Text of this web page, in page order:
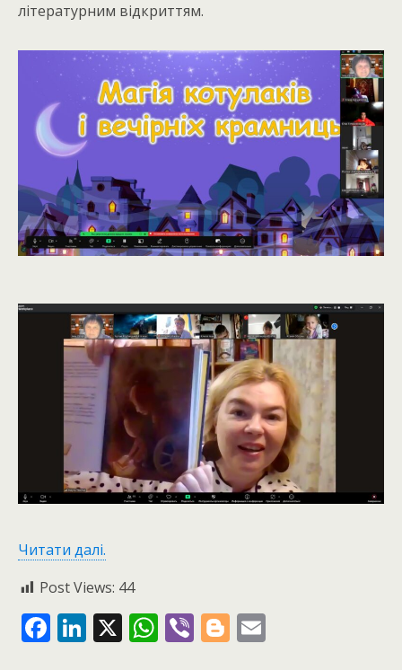
літературним відкриттям.
Читати далі.
Post Views: 44
F Li X W Vi Bl